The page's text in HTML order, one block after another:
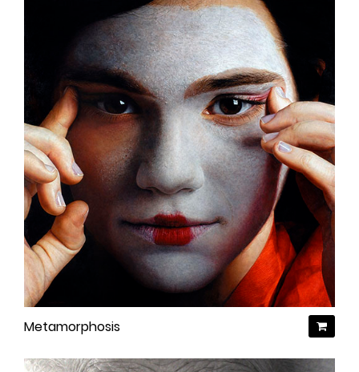
Metamorphosis